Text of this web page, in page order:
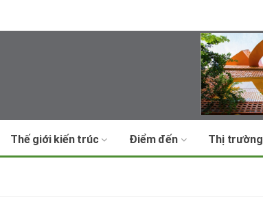
Thế giới kiến trúc Điểm đến Thị trường